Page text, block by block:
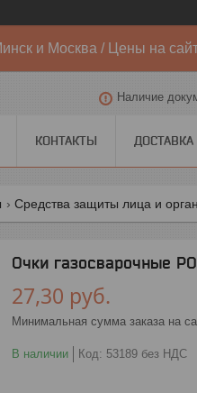
и Москва / Цены на
Наличие
КОНТАКТЫ
Средства защиты лица и
Очки газосварочные
27,30 руб.
Минимальная сумма заказа на
В наличии Код: 53189 без НДС